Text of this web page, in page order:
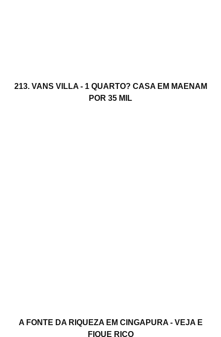
213. VANS VILLA - 1 QUARTO? CASA EM MAENAM
POR 35 MIL
A FONTE DA RIQUEZA EM CINGAPURA - VEJA E
FIQUE RICO